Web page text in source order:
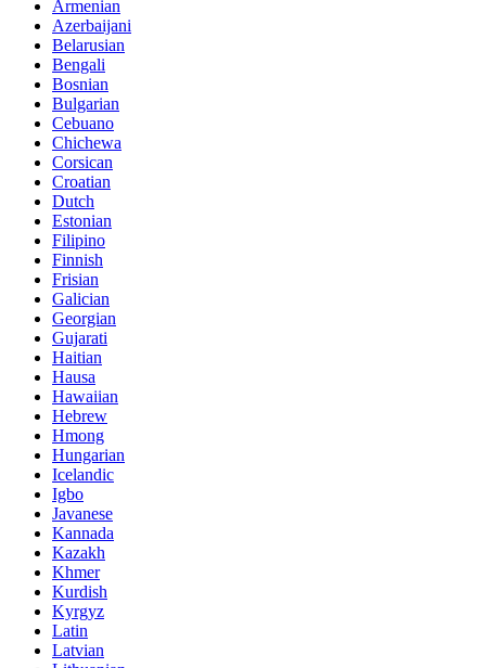
Armenian
Azerbaijani
Belarusian
Bengali
Bosnian
Bulgarian
Cebuano
Chichewa
Corsican
Croatian
Dutch
Estonian
Filipino
Finnish
Frisian
Galician
Georgian
Gujarati
Haitian
Hausa
Hawaiian
Hebrew
Hmong
Hungarian
Icelandic
Igbo
Javanese
Kannada
Kazakh
Khmer
Kurdish
Kyrgyz
Latin
Latvian